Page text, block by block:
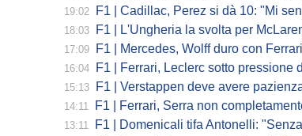
19:02 F1 | Cadillac, Perez si dà 10: "Mi
18:03 F1 | L'Ungheria la svolta per
17:09 F1 | Mercedes, Wolff duro con Ferrari: "Le
16:04 F1 | Ferrari, Leclerc sotto pressione
15:13 F1 | Verstappen deve avere pazienza: "Red
14:11 F1 | Ferrari, Serra non completamente soddisfatto
13:11 F1 | Domenicali tifa Antonelli: "Senza quei